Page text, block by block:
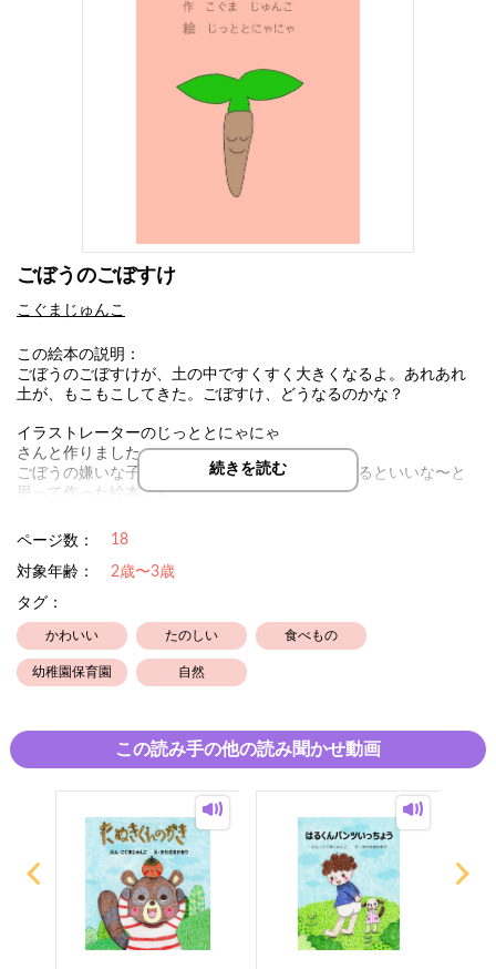
ごぼうのごぼすけ
こぐまじゅんこ
この絵本の説明：
ごぼうのごぼすけが、土の中ですくすく大きくなるよ。あれあれ
土が、もこもこしてきた。ごぼすけ、どうなるのかな？
イラストレーターのじっととにゃにゃ
さんと作りました。
ごぼうの嫌いな子が、ごぼうを好きになってくれるといいな〜と
思って作った絵本です。
続きを読む
ページ数： 18
対象年齢：
2歳〜3歳
タグ：
かわいい たのしい 食べもの
幼稚園保育園 自然
この読み手の他の読み聞かせ動画